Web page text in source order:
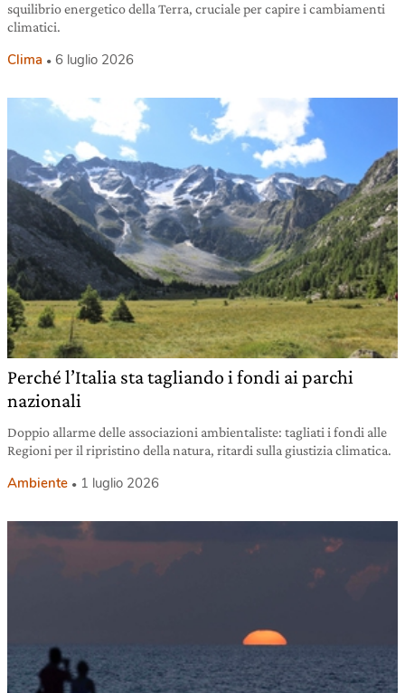
squilibrio energetico della Terra, cruciale per capire i cambiamenti
climatici.
Clima 6 luglio 2026
Perché l’Italia sta tagliando i fondi ai parchi
nazionali
Doppio allarme delle associazioni ambientaliste: tagliati i fondi alle
Regioni per il ripristino della natura, ritardi sulla giustizia climatica.
Ambiente 1 luglio 2026